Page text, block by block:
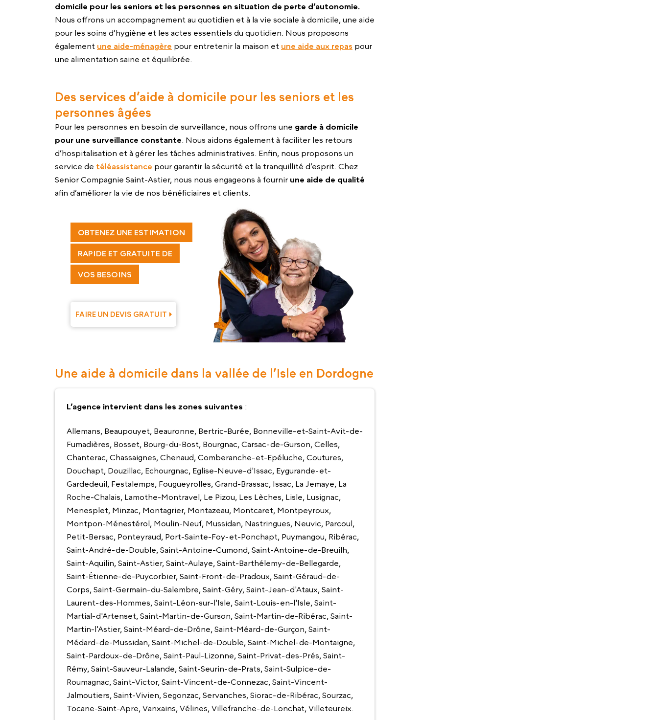
domicile pour les seniors et les personnes en situation de perte d’autonomie.
Nous offrons un accompagnement au quotidien et à la vie sociale à domicile, une aide
pour les soins d’hygiène et les actes essentiels du quotidien. Nous proposons
également une aide-ménagère pour entretenir la maison et une aide aux repas pour
une alimentation saine et équilibrée.
Des services d’aide à domicile pour les seniors et les
personnes âgées
Pour les personnes en besoin de surveillance, nous offrons une garde à domicile
pour une surveillance constante. Nous aidons également à faciliter les retours
d’hospitalisation et à gérer les tâches administratives. Enfin, nous proposons un
service de téléassistance pour garantir la sécurité et la tranquillité d’esprit. Chez
Senior Compagnie Saint-Astier, nous nous engageons à fournir une aide de qualité
afin d’améliorer la vie de nos bénéficiaires et clients.
OBTENEZ UNE ESTIMATION
RAPIDE ET GRATUITE DE
VOS BESOINS
FAIRE UN DEVIS GRATUIT
Une aide à domicile dans la vallée de l’Isle en Dordogne
L’agence intervient dans les zones suivantes :
Allemans, Beaupouyet, Beauronne, Bertric-Burée, Bonneville-et-Saint-Avit-de-
Fumadières, Bosset, Bourg-du-Bost, Bourgnac, Carsac-de-Gurson, Celles,
Chanterac, Chassaignes, Chenaud, Comberanche-et-Epéluche, Coutures,
Douchapt, Douzillac, Echourgnac, Eglise-Neuve-d'Issac, Eygurande-et-
Gardedeuil, Festalemps, Fougueyrolles, Grand-Brassac, Issac, La Jemaye, La
Roche-Chalais, Lamothe-Montravel, Le Pizou, Les Lèches, Lisle, Lusignac,
Menesplet, Minzac, Montagrier, Montazeau, Montcaret, Montpeyroux,
Montpon-Ménestérol, Moulin-Neuf, Mussidan, Nastringues, Neuvic, Parcoul,
Petit-Bersac, Ponteyraud, Port-Sainte-Foy-et-Ponchapt, Puymangou, Ribérac,
Saint-André-de-Double, Saint-Antoine-Cumond, Saint-Antoine-de-Breuilh,
Saint-Aquilin, Saint-Astier, Saint-Aulaye, Saint-Barthélemy-de-Bellegarde,
Saint-Étienne-de-Puycorbier, Saint-Front-de-Pradoux, Saint-Géraud-de-
Corps, Saint-Germain-du-Salembre, Saint-Géry, Saint-Jean-d'Ataux, Saint-
Laurent-des-Hommes, Saint-Léon-sur-l'Isle, Saint-Louis-en-l'Isle, Saint-
Martial-d'Artenset, Saint-Martin-de-Gurson, Saint-Martin-de-Ribérac, Saint-
Martin-l'Astier, Saint-Méard-de-Drône, Saint-Méard-de-Gurçon, Saint-
Médard-de-Mussidan, Saint-Michel-de-Double, Saint-Michel-de-Montaigne,
Saint-Pardoux-de-Drône, Saint-Paul-Lizonne, Saint-Privat-des-Prés, Saint-
Rémy, Saint-Sauveur-Lalande, Saint-Seurin-de-Prats, Saint-Sulpice-de-
Roumagnac, Saint-Victor, Saint-Vincent-de-Connezac, Saint-Vincent-
Jalmoutiers, Saint-Vivien, Segonzac, Servanches, Siorac-de-Ribérac, Sourzac,
Tocane-Saint-Apre, Vanxains, Vélines, Villefranche-de-Lonchat, Villeteureix.